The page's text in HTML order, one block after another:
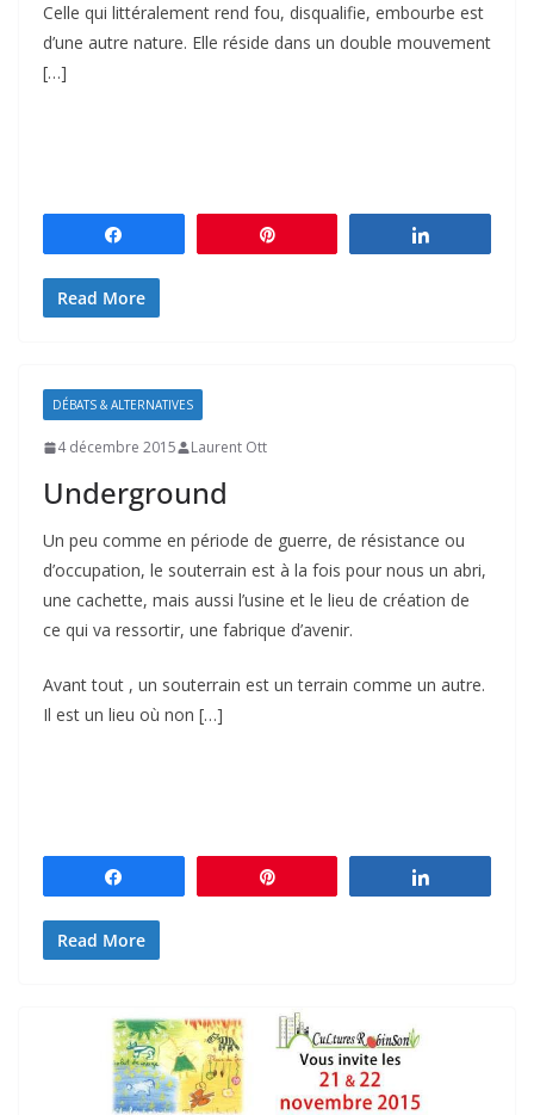
Celle qui littéralement rend fou, disqualifie, embourbe est
d’une autre nature. Elle réside dans un double mouvement
[…]
Read More
DÉBATS & ALTERNATIVES
4 décembre 2015 Laurent Ott
Underground
Un peu comme en période de guerre, de résistance ou
d’occupation, le souterrain est à la fois pour nous un abri,
une cachette, mais aussi l’usine et le lieu de création de
ce qui va ressortir, une fabrique d’avenir.
Avant tout , un souterrain est un terrain comme un autre.
Il est un lieu où non […]
Read More